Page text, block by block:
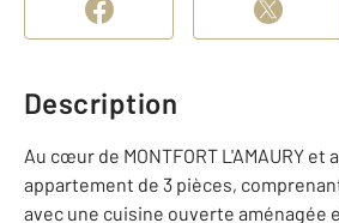
Description
Au cœur de MONTFORT L'AMAURY et
appartement de 3 pièces,
avec une cuisine ouverte aménagée